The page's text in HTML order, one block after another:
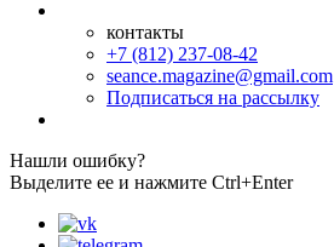
контакты
+7 (812) 237-08-42
seance.magazine@gmail.com
Подписаться на рассылку
Нашли ошибку?
Выделите ее и нажмите Ctrl+Enter